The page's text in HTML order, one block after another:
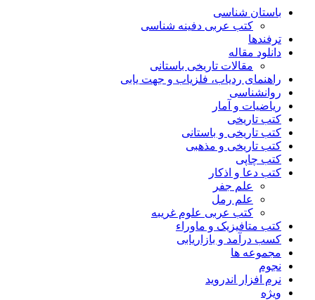
باستان شناسی
کتب عربی دفینه شناسی
ترفندها
دانلود مقاله
مقالات تاریخی باستانی
راهنمای ردیاب، فلزیاب و جهت یابی
روانشناسی
ریاضیات و آمار
کتب تاریخی
کتب تاریخی و باستانی
کتب تاریخی و مذهبی
کتب چاپی
کتب دعا و اذکار
علم جفر
علم رمل
کتب عربی علوم غریبه
کتب متافیزیک و ماوراء
کسب درآمد و بازاریابی
مجموعه ها
نجوم
نرم افزار اندروید
ویژه